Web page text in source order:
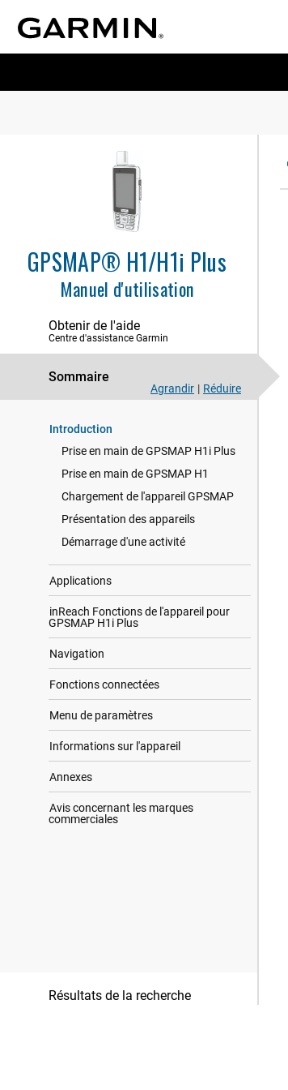
GPSMAP® H1/H1i Plus
Manuel d'utilisation
Obtenir de l'aide
Centre d'assistance Garmin
Sommaire
Agrandir | Réduire
Introduction
Prise en main de GPSMAP H1i Plus
Prise en main de GPSMAP H1
Chargement de l'appareil GPSMAP
Présentation des appareils
Démarrage d'une activité
Applications
inReach Fonctions de l'appareil pour
GPSMAP H1i Plus
Navigation
Fonctions connectées
Menu de paramètres
Informations sur l'appareil
Annexes
Avis concernant les marques
commerciales
Résultats de la recherche